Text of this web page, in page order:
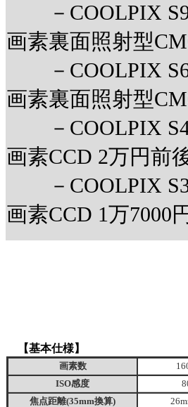
－COOLPIX
画素裏面照射型
－COOLPIX
画素裏面照射型
－COOLPIX
画素CCD 2万円前
－COOLPIX
画素CCD 1万7000
【基本仕様】
画素数
ISO感度
焦点距離(35mm換算)